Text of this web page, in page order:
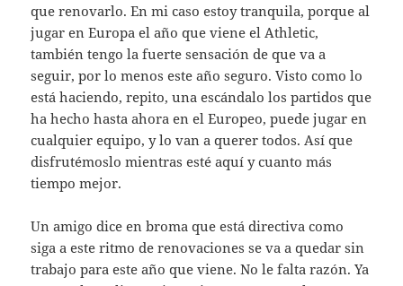
que renovarlo. En mi caso estoy tranquila, porque al
jugar en Europa el año que viene el Athletic,
también tengo la fuerte sensación de que va a
seguir, por lo menos este año seguro. Visto como lo
está haciendo, repito, una escándalo los partidos que
ha hecho hasta ahora en el Europeo, puede jugar en
cualquier equipo, y lo van a querer todos. Así que
disfrutémoslo mientras esté aquí y cuanto más
tiempo mejor.
Un amigo dice en broma que está directiva como
siga a este ritmo de renovaciones se va a quedar sin
trabajo para este año que viene. No le falta razón. Ya